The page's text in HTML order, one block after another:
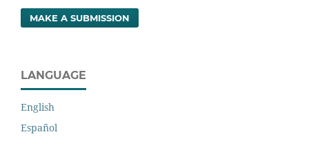
MAKE A SUBMISSION
LANGUAGE
English
Español